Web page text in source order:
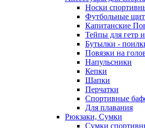
Носки
Футбольные
Капитанские
Тейпы для гетр
Бутылки -
Повязки на
Напульсники
Кепки
Шапки
Перчатки
Спортивные
Для плавания
Рюкзаки, Сумки
Сумки